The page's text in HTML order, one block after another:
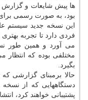
ها پیش شایعات و گزارش
بود، به صورت رسمی برای
فردی دارد تا تجربه
می آورد و همین طور
مختلفی بوده که انتظار
بگیرد.
پشتیبانی خواهند کرد،